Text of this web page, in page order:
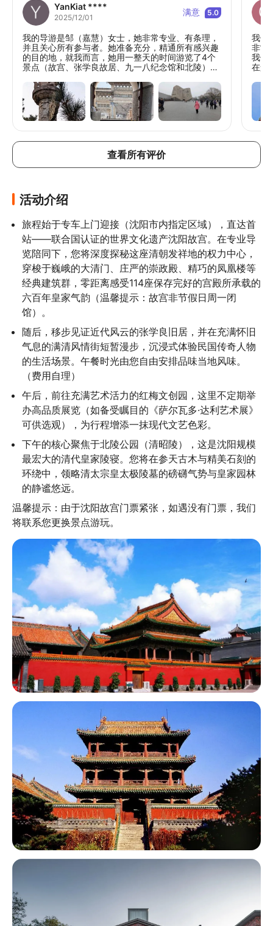
YanKiat ****
2025/12/01 满意 5.0
我的导游是邹（嘉慧）女士，她非常专业、有条理，
并且关心所有参与者。她准备充分，精通所有感兴趣
的目的地，就我而言，她用一整天的时间游览了4个
景点（故宫、张学良故居、九一八纪念馆和北陵），
我们
非常
我们
在景
查看所有评价
活动介绍
旅程始于专车上门迎接（沈阳市内指定区域），直达首
站——联合国认证的世界文化遗产沈阳故宫。在专业导
览陪同下，您将深度探秘这座清朝发祥地的权力中心，
穿梭于巍峨的大清门、庄严的崇政殿、精巧的凤凰楼等
经典建筑群，零距离感受114座保存完好的宫殿所承载的
六百年皇家气韵（温馨提示：故宫非节假日周一闭
馆）。
随后，移步见证近代风云的张学良旧居，并在充满怀旧
气息的满清风情街短暂漫步，沉浸式体验民国传奇人物
的生活场景。午餐时光由您自由安排品味当地风味。
（费用自理）
午后，前往充满艺术活力的红梅文创园，这里不定期举
办高品质展览（如备受瞩目的《萨尔瓦多·达利艺术展》
可供选观），为行程增添一抹现代文艺色彩。
下午的核心聚焦于北陵公园（清昭陵），这是沈阳规模
最宏大的清代皇家陵寝。您将在参天古木与精美石刻的
环绕中，领略清太宗皇太极陵墓的磅礴气势与皇家园林
的静谧悠远。
温馨提示：由于沈阳故宫门票紧张，如遇没有门票，我们
将联系您更换景点游玩。